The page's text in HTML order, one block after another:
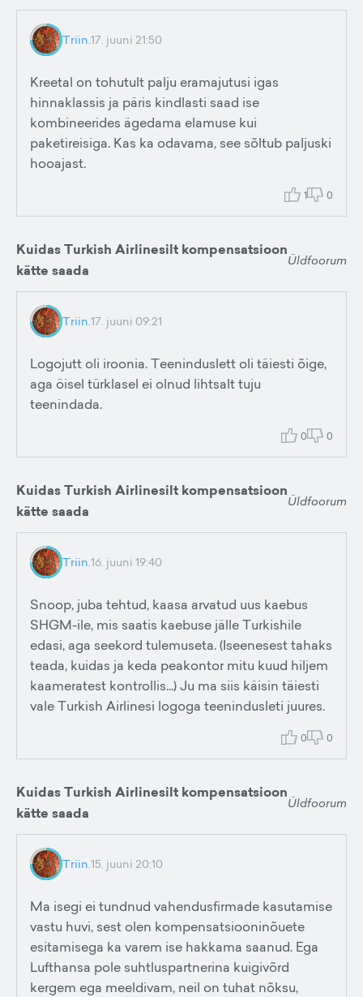
Triin.17. juuni 21:50
Kreetal on tohutult palju eramajutusi igas
hinnaklassis ja päris kindlasti saad ise
kombineerides ägedama elamuse kui
paketireisiga. Kas ka odavama, see sõltub paljuski
hooajast.
1 0
Kuidas Turkish Airlinesilt kompensatsioon
kätte saada
Üldfoorum
Triin.17. juuni 09:21
Logojutt oli iroonia. Teeninduslett oli täiesti õige,
aga öisel türklasel ei olnud lihtsalt tuju
teenindada.
0 0
Kuidas Turkish Airlinesilt kompensatsioon
kätte saada
Üldfoorum
Triin.16. juuni 19:40
Snoop, juba tehtud, kaasa arvatud uus kaebus
SHGM-ile, mis saatis kaebuse jälle Turkishile
edasi, aga seekord tulemuseta. (Iseenesest tahaks
teada, kuidas ja keda peakontor mitu kuud hiljem
kaameratest kontrollis...) Ju ma siis käisin täiesti
vale Turkish Airlinesi logoga teenindusleti juures.
0 0
Kuidas Turkish Airlinesilt kompensatsioon
kätte saada
Üldfoorum
Triin.15. juuni 20:10
Ma isegi ei tundnud vahendusfirmade kasutamise
vastu huvi, sest olen kompensatsiooninõuete
esitamisega ka varem ise hakkama saanud. Ega
Lufthansa pole suhtluspartnerina kuigivõrd
kergem ega meeldivam, neil on tuhat nõksu,